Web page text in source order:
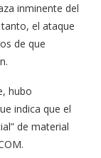
inminente del
el ataque
de que
hubo
indica que el
de material